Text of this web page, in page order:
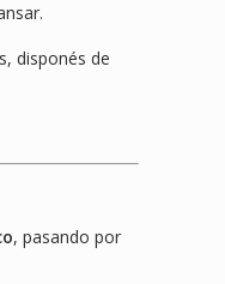
disponés de
, pasando por